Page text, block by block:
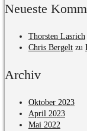
Neueste
Thorsten Lasrich
Chris Bergelt zu
Archiv
Oktober 2023
April 2023
Mai 2022